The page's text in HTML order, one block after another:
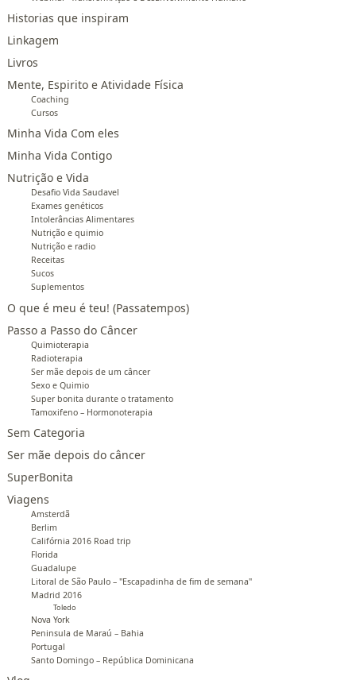
Historias que inspiram
Linkagem
Livros
Mente, Espirito e Atividade Física
Coaching
Cursos
Minha Vida Com eles
Minha Vida Contigo
Nutrição e Vida
Desafio Vida Saudavel
Exames genéticos
Intolerâncias Alimentares
Nutrição e quimio
Nutrição e radio
Receitas
Sucos
Suplementos
O que é meu é teu! (Passatempos)
Passo a Passo do Câncer
Quimioterapia
Radioterapia
Ser mãe depois de um câncer
Sexo e Quimio
Super bonita durante o tratamento
Tamoxifeno – Hormonoterapia
Sem Categoria
Ser mãe depois do câncer
SuperBonita
Viagens
Amsterdã
Berlim
Califórnia 2016 Road trip
Florida
Guadalupe
Litoral de São Paulo – "Escapadinha de fim de semana"
Madrid 2016
Toledo
Nova York
Peninsula de Maraú – Bahia
Portugal
Santo Domingo – República Dominicana